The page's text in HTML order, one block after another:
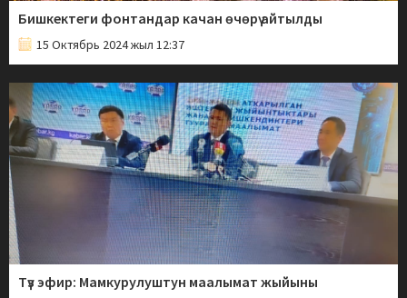
Бишкектеги фонтандар качан өчөрү айтылды
15 Октябрь 2024 жыл 12:37
Түз эфир: Мамкурулуштун маалымат жыйыны